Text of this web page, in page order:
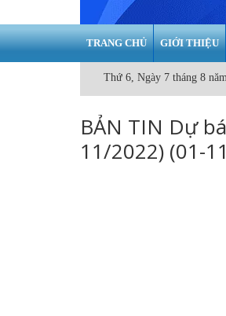
TRANG CHỦ GIỚI THIỆU
Thứ 6, Ngày 7 tháng 8
BẢN TIN Dự
11/2022) (01-